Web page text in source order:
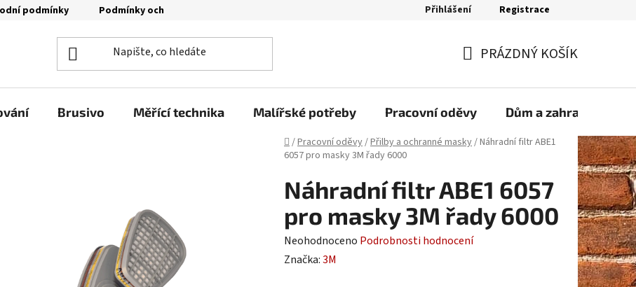
podmínky Podmínky ochrany osobních údajů Přihlášení Registrace
KOŠÍK
PRÁZDNÝ KOŠÍK
Brusivo Měřící technika Malířské potřeby Pracovní oděvy Dům a zahrada
Domů
/Pracovní oděvy/Přilby a ochranné masky/Náhradní filtr ABE1
6057 pro masky 3M řady 6000
Náhradní filtr ABE1 6057
pro masky 3M řady 6000
Průměrné
hodnocení
Neohodnoceno Podrobnosti hodnocení
Značka:3M